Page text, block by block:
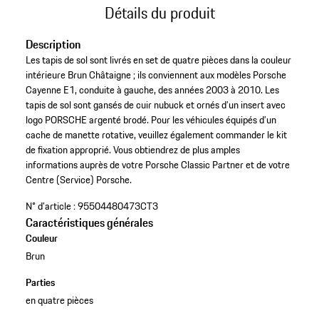
Détails du produit
Description
Les tapis de sol sont livrés en set de quatre pièces dans la couleur
intérieure Brun Châtaigne ; ils conviennent aux modèles Porsche
Cayenne E1, conduite à gauche, des années 2003 à 2010. Les
tapis de sol sont gansés de cuir nubuck et ornés d’un insert avec
logo PORSCHE argenté brodé. Pour les véhicules équipés d’un
cache de manette rotative, veuillez également commander le kit
de fixation approprié. Vous obtiendrez de plus amples
informations auprès de votre Porsche Classic Partner et de votre
Centre (Service) Porsche.
N° d'article :95504480473CT3
Caractéristiques générales
Couleur
Brun
Parties
en quatre pièces